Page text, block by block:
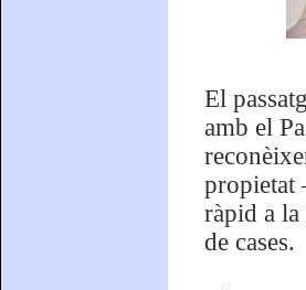
El
amb el
propietat
ràpid a la
de cases.